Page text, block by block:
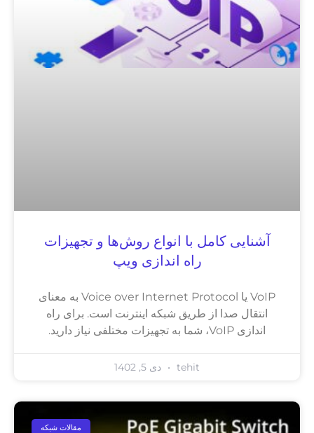
آشنایی کامل با انواع روش‌ها و تجهیزات
راه اندازی ویپ
VoIP یا Voice over Internet Protocol به معنای
انتقال صدا از طریق شبکه اینترنت است. برای راه
اندازی VoIP، شما به تجهیزات مختلفی نیاز دارید.
tehit دی 5, 1402
مقالات شبکه